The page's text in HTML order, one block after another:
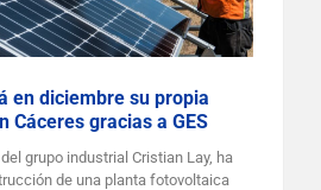
en diciembre su propia
Cáceres gracias a GES
grupo industrial Cristian Lay, ha
de una planta fotovoltaica